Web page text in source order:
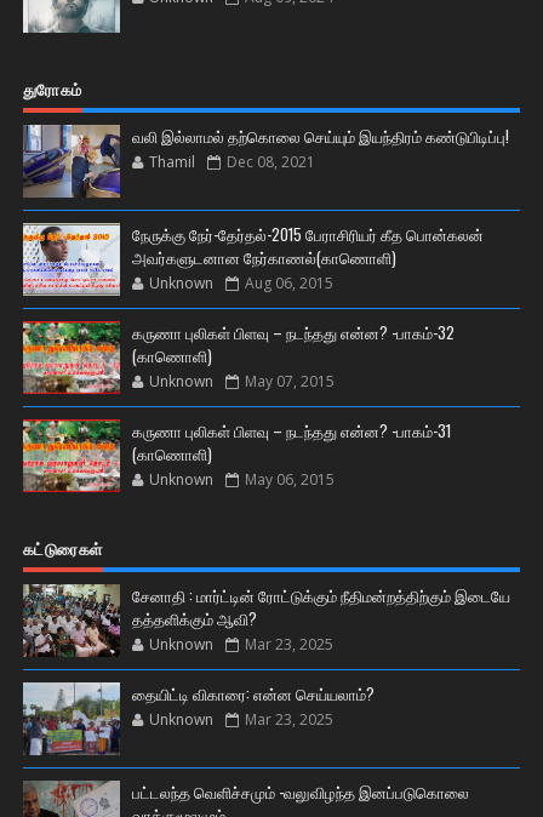
துரோகம்
வலி இல்லாமல் தற்கொலை செய்யும் இயந்திரம் கண்டுபிடிப்பு!
Thamil Dec 08, 2021
நேருக்கு நேர்-தேர்தல்-2015 பேராசிரியர் கீத பொன்கலன்
அவர்களுடனான நேர்காணல்(காணொளி)
Unknown Aug 06, 2015
கருணா புலிகள் பிளவு – நடந்தது என்ன? -பாகம்-32
(காணொளி)
Unknown May 07, 2015
கருணா புலிகள் பிளவு – நடந்தது என்ன? -பாகம்-31
(காணொளி)
Unknown May 06, 2015
கட்டுரைகள்
சேனாதி : மார்ட்டின் ரோட்டுக்கும் நீதிமன்றத்திற்கும் இடையே
தத்தளிக்கும் ஆவி?
Unknown Mar 23, 2025
தையிட்டி விகாரை: என்ன செய்யலாம்?
Unknown Mar 23, 2025
பட்டலந்த வெளிச்சமும் -வலுவிழந்த இனப்படுகொலை